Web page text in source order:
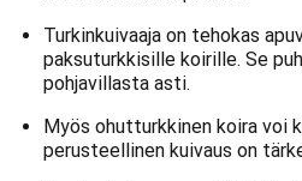
Turkinkuivaaja on tehokas
paksuturkkisille koirille. Se
pohjavillasta asti.
Myös ohutturkkinen koira voi
perusteellinen kuivaus on